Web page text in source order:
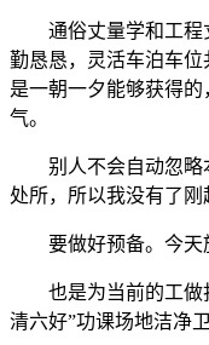
通俗丈量学和工程丈
勤恳恳，灵活车泊车
是一朝一夕能够获得的
气。
别人不会自动忽略本
处所，所以我没有了
要做好预备。今天施
也是为当前的工做打
清六好”功课场地洁净卫